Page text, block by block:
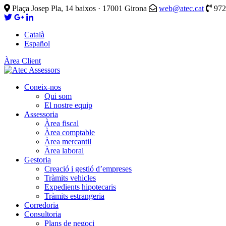
Plaça Josep Pla, 14 baixos · 17001 Girona web@atec.cat
Català
Español
Àrea Client
Coneix-nos
Qui som
El nostre equip
Assessoria
Àrea fiscal
Àrea comptable
Àrea mercantil
Àrea laboral
Gestoria
Creació i gestió d’empreses
Tràmits vehicles
Expedients hipotecaris
Tràmits estrangeria
Corredoria
Consultoria
Plans de negoci